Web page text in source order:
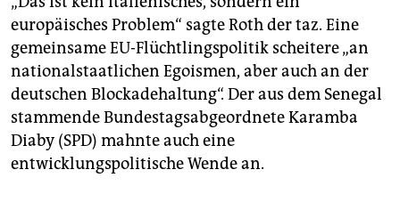
europäisches Problem“ sagte Roth der taz. Eine
gemeinsame EU-Flüchtlingspolitik scheitere „an
nationalstaatlichen Egoismen, aber auch an der
deutschen Blockadehaltung“. Der aus dem Senegal
stammende Bundestagsabgeordnete Karamba
Diaby (SPD) mahnte auch eine
entwicklungspolitische Wende an.